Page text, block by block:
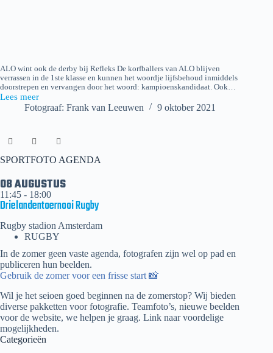
ALO wint ook de derby bij Refleks De korfballers van ALO blijven
verrassen in de 1ste klasse en kunnen het woordje lijfsbehoud inmiddels
doorstrepen en vervangen door het woord: kampioenskandidaat. Ook…
Lees meer
Refleks
Fotograaf: Frank van Leeuwen 9 oktober 2021
SPORTFOTO AGENDA
08 AUGUSTUS
11:45 - 18:00
Drielandentoernooi Rugby
Rugby stadion Amsterdam
RUGBY
In de zomer geen vaste agenda, fotografen zijn wel op pad en
publiceren hun beelden.
Gebruik de zomer voor een frisse start 📸
Wil je het seioen goed beginnen na de zomerstop? Wij bieden
diverse pakketten voor fotografie. Teamfoto’s, nieuwe beelden
voor de website, we helpen je graag. Link naar voordelige
mogelijkheden.
Categorieën